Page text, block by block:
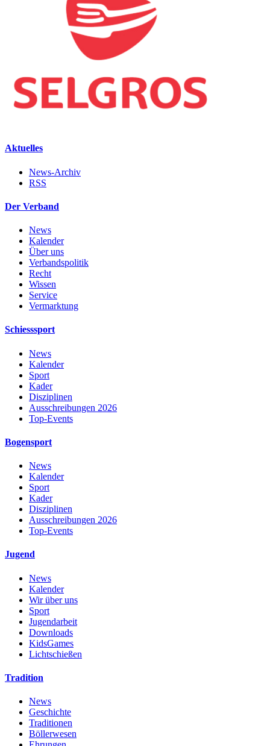
Aktuelles
News-Archiv
RSS
Der Verband
News
Kalender
Über uns
Verbandspolitik
Recht
Wissen
Service
Vermarktung
Schiesssport
News
Kalender
Sport
Kader
Disziplinen
Ausschreibungen 2026
Top-Events
Bogensport
News
Kalender
Sport
Kader
Disziplinen
Ausschreibungen 2026
Top-Events
Jugend
News
Kalender
Wir über uns
Sport
Jugendarbeit
Downloads
KidsGames
Lichtschießen
Tradition
News
Geschichte
Traditionen
Böllerwesen